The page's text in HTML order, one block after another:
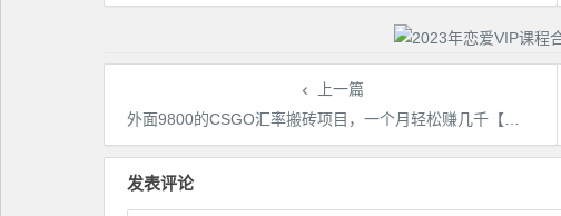
上一篇
外面9800的CSGO汇率搬砖项目，一个月轻松赚几千【选品软件+详细教程
发表评论